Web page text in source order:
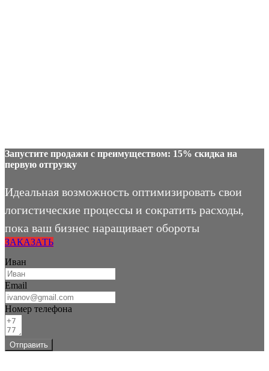
Запустите продажи с преимуществом: 15% скидка на
первую отгрузку
Идеальная возможность оптимизировать свои
логистические процессы и сократить расходы,
пока ваш бизнес наращивает обороты
ЗАКАЗАТЬ
Иван
Email
Номер телефона
Отправить